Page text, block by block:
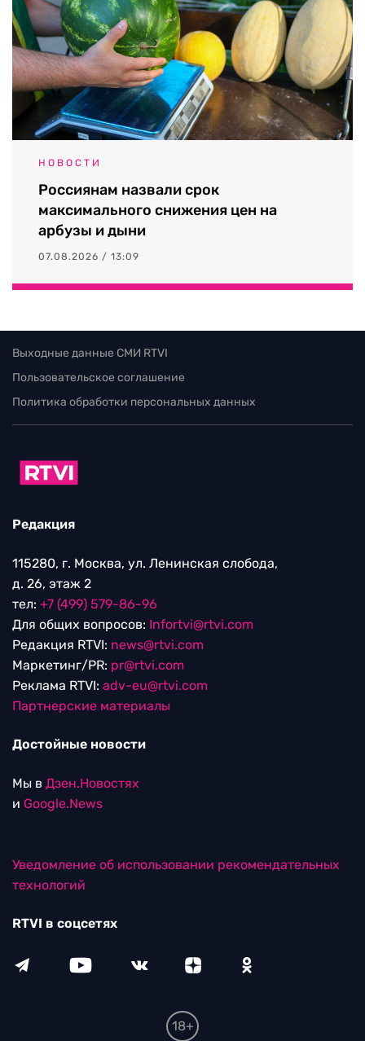
НОВОСТИ
Россиянам назвали срок
максимального снижения цен на
арбузы и дыни
07.08.2026 / 13:09
Выходные данные СМИ RTVI
Пользовательское соглашение
Политика обработки персональных данных
Редакция
115280, г. Москва, ул. Ленинская слобода,
д. 26, этаж 2
тел: +7 (499) 579-86-96
Для общих вопросов: Infortvi@rtvi.com
Редакция RTVI: news@rtvi.com
Маркетинг/PR: pr@rtvi.com
Реклама RTVI: adv-eu@rtvi.com
Партнерские материалы
Достойные новости
Мы в Дзен.Новостях
и Google.News
Уведомление об использовании рекомендательных
технологий
RTVI в соцсетях
18+